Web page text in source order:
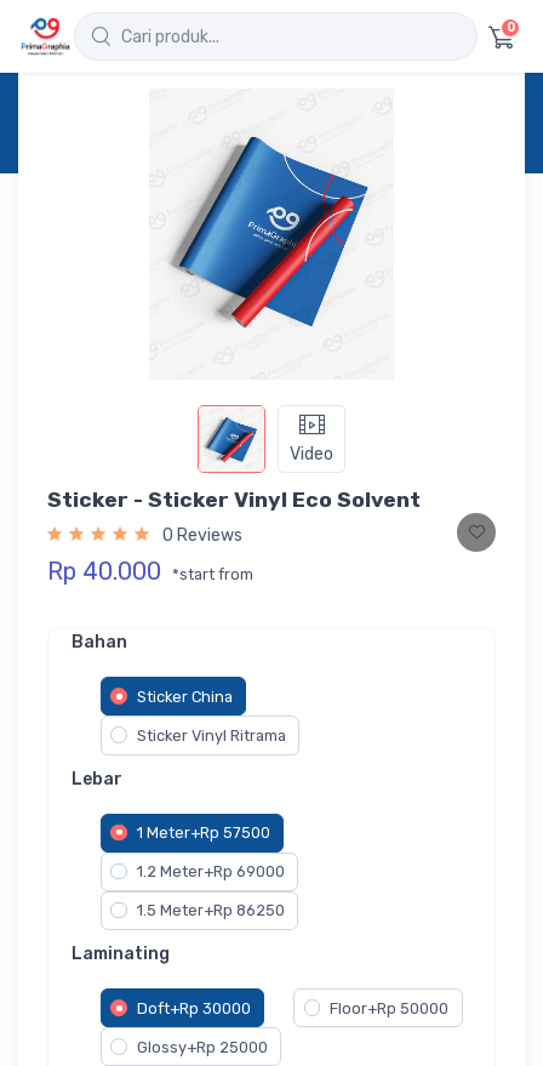
0
Sticker - Sticker Vinyl Eco Solvent
Video
Sticker - Sticker Vinyl Eco Solvent
0 Reviews
Rp 40.000 *start from
Bahan
Sticker China
Sticker Vinyl Ritrama
Lebar
1 Meter+Rp 57500
1.2 Meter+Rp 69000
1.5 Meter+Rp 86250
Laminating
Doft+Rp 30000 Floor+Rp 50000
Glossy+Rp 25000